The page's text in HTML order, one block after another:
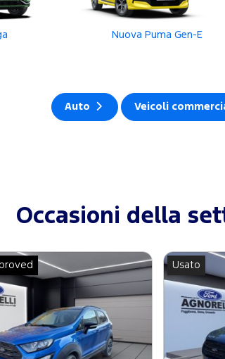
Nuova Puma Gen-E
Auto Veicoli
Occasioni della
Usato